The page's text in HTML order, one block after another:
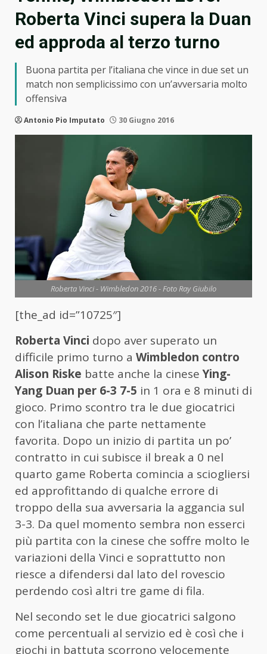
Roberta Vinci supera la Duan
ed approda al terzo turno
Buona partita per l’italiana che vince in due set un
match non semplicissimo con un’avversaria molto
offensiva
Antonio Pio Imputato 30 Giugno 2016
Roberta Vinci - Wimbledon 2016 - Foto Ray Giubilo
[the_ad id=”10725″]
Roberta Vinci dopo aver superato un
difficile primo turno a Wimbledon contro
Alison Riske batte anche la cineseYing-
Yang Duan per 6-3 7-5 in 1 ora e 8 minuti di
gioco. Primo scontro tra le due giocatrici
con l’italiana che parte nettamente
favorita. Dopo un inizio di partita un po’
contratto in cui subisce il break a 0 nel
quarto game Roberta comincia a sciogliersi
ed approfittando di qualche errore di
troppo della sua avversaria la aggancia sul
3-3. Da quel momento sembra non esserci
più partita con la cinese che soffre molto le
variazioni della Vinci e soprattutto non
riesce a difendersi dal lato del rovescio
perdendo così altri tre game di fila.
Nel secondo set le due giocatrici salgono
come percentuali al servizio ed è così che i
giochi in battuta scorrono velocemente